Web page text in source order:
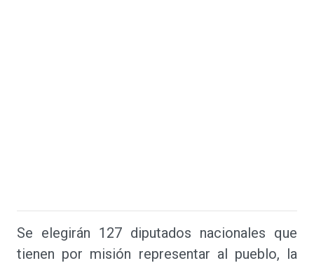
Se elegirán 127 diputados nacionales que
tienen por misión representar al pueblo, la